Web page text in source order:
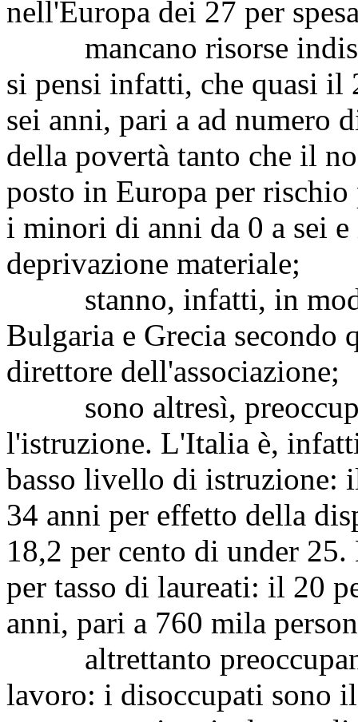
nell'Europa dei 27 per
mancano risorse
si pensi infatti, che quasi il
sei anni, pari a ad
della povertà tanto che il
posto in Europa per rischio
i minori di anni da 0 a sei
deprivazione materiale;
stanno, infatti, in
Bulgaria e Grecia
direttore dell'associazione;
sono altresì,
l'istruzione. L'Italia è,
basso livello di istruzione:
34 anni per effetto della
18,2 per cento di under
per tasso di laureati: il 20
anni, pari a 760 mila
altrettanto
lavoro: i disoccupati sono